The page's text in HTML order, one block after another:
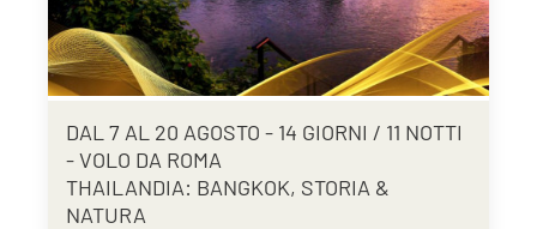
DAL 7 AL 20 AGOSTO - 14 GIORNI / 11 NOTTI
- VOLO DA ROMA
THAILANDIA: BANGKOK, STORIA &
NATURA